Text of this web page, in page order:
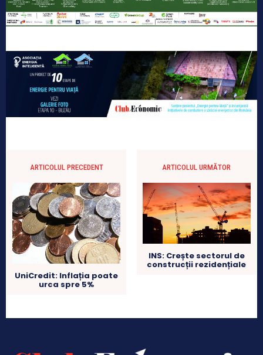
ARTICOLUL PRECEDENT
UniCredit: Inflația poate
urca spre 5%
ARTICOLUL URMĂTOR
INS: Crește sectorul de
construcții rezidențiale